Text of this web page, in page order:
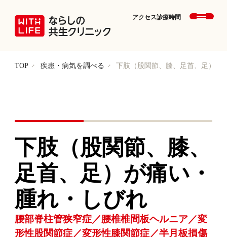
アクセス診療時間
TOP 疾患・病気を調べる 下肢（股関節、膝、足首、足）が
下肢（股関節、膝、
足首、足）が痛い・
腫れ・しびれ
腰部脊柱管狭窄症／腰椎椎間板ヘルニア／変
形性股関節症／変形性膝関節症／半月板損傷